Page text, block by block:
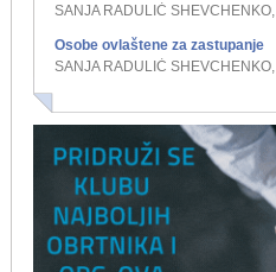
SANJA RADULIĆ SHEVCHENKO,
Osobe ovlaštene za zastupanje
SANJA RADULIĆ SHEVCHENKO,